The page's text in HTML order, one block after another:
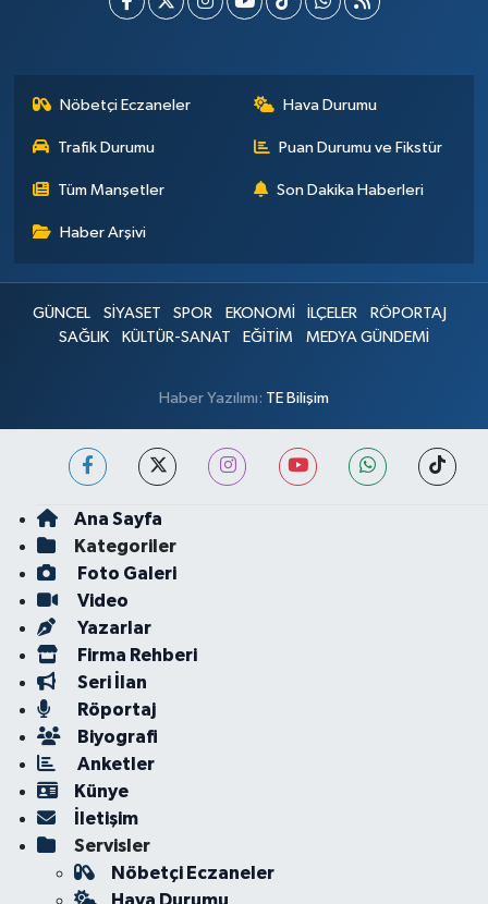
Nöbetçi Eczaneler Hava Durumu
Trafik Durumu Puan Durumu ve Fikstür
Tüm Manşetler Son Dakika Haberleri
Haber Arşivi
GÜNCEL SİYASET SPOR EKONOMİ İLÇELER
RÖPORTAJ
SAĞLIK
KÜLTÜR-SANAT EĞİTİM MEDYA GÜNDEMİ
Haber Yazılımı: TE Bilişim
Ana Sayfa
Kategoriler
Foto Galeri
Video
Yazarlar
Firma Rehberi
Seri İlan
Röportaj
Biyografi
Anketler
Künye
İletişim
Servisler
Nöbetçi Eczaneler
Hava Durumu